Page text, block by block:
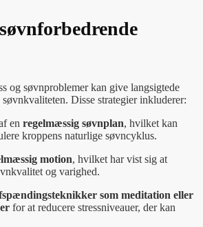
og søvnproblemer kan give langsigtede
Disse strategier inkluderer:
en regelmæssig søvnplan, hvilket kan
kroppens naturlige søvncyklus.
motion, hvilket har vist sig at
og varighed.
som meditation eller
for at reducere stressniveauer, der kan